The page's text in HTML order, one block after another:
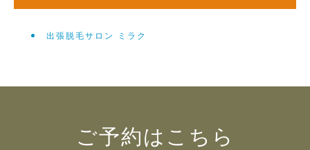
出張脱毛サロン ミラク
ご予約はこちら